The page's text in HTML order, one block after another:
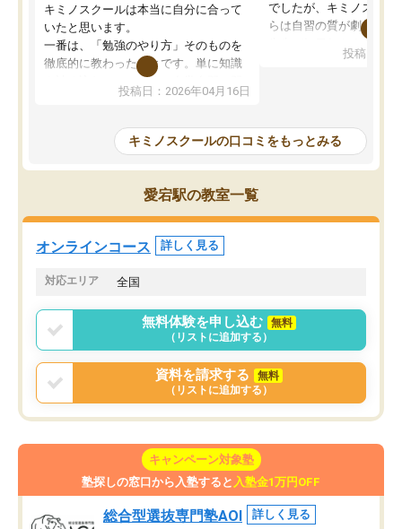
キミノスクールは本当に自分に合って
いたと思います。
一番は、「勉強のやり方」そのものを
徹底的に教わったことです。単に知識
を詰め込むのではなく、自学自習の習
慣が身につくよう並走してくれるの
はなくなりました。
講師の方との距離も近く、親身なコー
チングのおかげで、停滞期もモチベー
ションを維持できました。「やらされ
る勉強」から「目標のための勉強」へ
意識が変わったことが、目標校への合
投稿日：2026年04月16日
でしたが、キミノスクー
らは自習の質が劇的に変
を明確にしてくれるの
の仕方をコーチングして
ルなので、家での学習習
身につきました。結果と
た。自分から学ぶ姿勢を
投稿日：
キミノスクールの口コミをもっとみる
愛宕駅の教室一覧
オンラインコース 詳しく見る
対応エリア 全国
無料体験を申し込む
無料
（リストに追加する）
資料を請求する
無料
（リストに追加する）
キャンペーン対象塾
塾探しの窓口から入塾すると 入塾金1万円OFF
総合型選抜専門塾AOI 詳しく見る